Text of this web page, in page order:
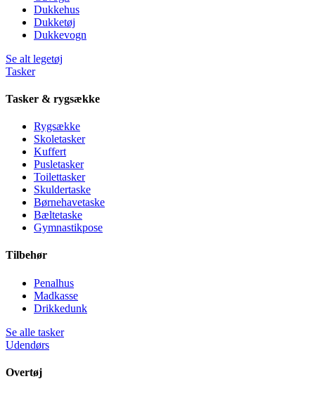
Dukkehus
Dukketøj
Dukkevogn
Se alt legetøj
Tasker
Tasker & rygsække
Rygsække
Skoletasker
Kuffert
Pusletasker
Toilettasker
Skuldertaske
Børnehavetaske
Bæltetaske
Gymnastikpose
Tilbehør
Penalhus
Madkasse
Drikkedunk
Se alle tasker
Udendørs
Overtøj